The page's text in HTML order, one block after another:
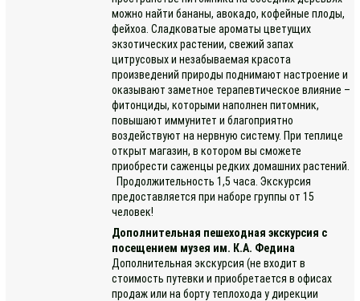
можно найти бананы, авокадо, кофейные плоды,
фейхоа. Сладковатые ароматы цветущих
экзотических растении, свежий запах
цитрусовых и незабываемая красота
произведений природы поднимают настроение и
оказывают заметное терапевтическое влияние –
фитонциды, которыми наполнен питомник,
повышают иммунитет и благоприятно
воздействуют на нервную систему. При теплице
открыт магазин, в котором вы сможете
приобрести саженцы редких домашних растений.
Продолжительность 1,5 часа. Экскурсия
предоставляется при наборе группы от 15
человек!
Дополнительная пешеходная экскурсия с
посещением музея им. К.А. Федина
Дополнительная экскурсия (не входит в
стоимость путевки и приобретается в офисах
продаж или на борту теплохода у дирекции